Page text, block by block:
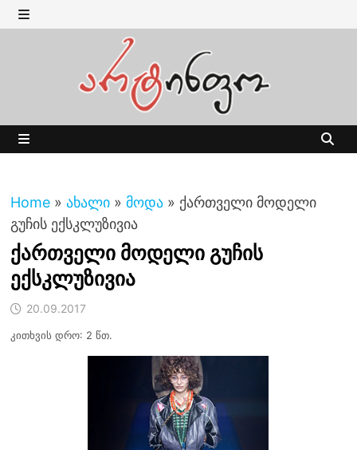
Skip
to MENU
Home » ახალი » მოდა » ქართველი მოდელი
გუჩის ექსკლუზივია
ქართველი მოდელი გუჩის
ექსკლუზივია
20.09.2017
კითხვის დრო: 2 წთ.